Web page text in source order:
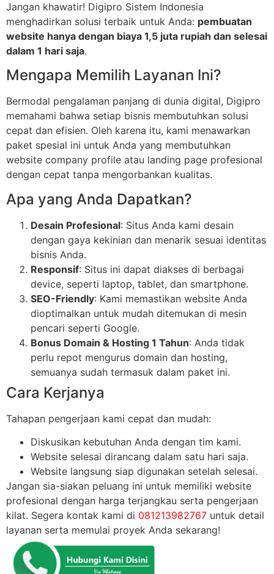
Jangan khawatir! Digipro Sistem Indonesia
menghadirkan solusi terbaik untuk Anda: pembuatan
website hanya dengan biaya 1,5 juta rupiah dan selesai
dalam 1 hari saja.
Mengapa Memilih Layanan Ini?
Bermodal pengalaman panjang di dunia digital, Digipro
memahami bahwa setiap bisnis membutuhkan solusi
cepat dan efisien. Oleh karena itu, kami menawarkan
paket spesial ini untuk Anda yang membutuhkan
website company profile atau landing page profesional
dengan cepat tanpa mengorbankan kualitas.
Apa yang Anda Dapatkan?
Desain Profesional: Situs Anda kami desain
dengan gaya kekinian dan menarik sesuai identitas
bisnis Anda.
Responsif: Situs ini dapat diakses di berbagai
device, seperti laptop, tablet, dan smartphone.
SEO-Friendly: Kami memastikan website Anda
dioptimalkan untuk mudah ditemukan di mesin
pencari seperti Google.
Bonus Domain & Hosting 1 Tahun: Anda tidak
perlu repot mengurus domain dan hosting,
semuanya sudah termasuk dalam paket ini.
Cara Kerjanya
Tahapan pengerjaan kami cepat dan mudah:
Diskusikan kebutuhan Anda dengan tim kami.
Website selesai dirancang dalam satu hari saja.
Website langsung siap digunakan setelah selesai.
Jangan sia-siakan peluang ini untuk memiliki website
profesional dengan harga terjangkau serta pengerjaan
kilat. Segera kontak kami di 081213982767 untuk detail
layanan serta memulai proyek Anda sekarang!